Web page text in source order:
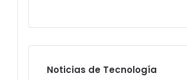
Noticias de Tecnología